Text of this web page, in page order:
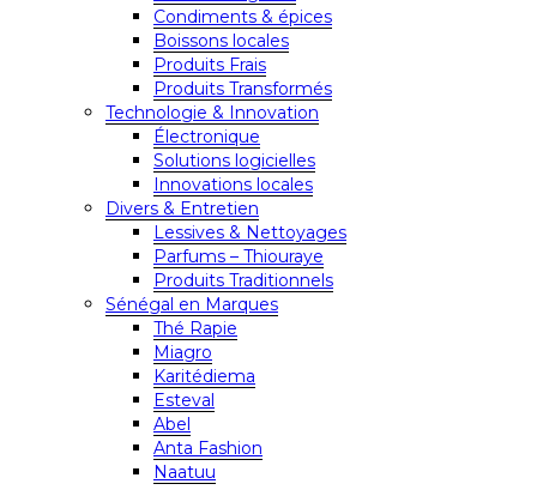
Condiments & épices
Boissons locales
Produits Frais
Produits Transformés
Technologie & Innovation
Électronique
Solutions logicielles
Innovations locales
Divers & Entretien
Lessives & Nettoyages
Parfums – Thiouraye
Produits Traditionnels
Sénégal en Marques
Thé Rapie
Miagro
Karitédiema
Esteval
Abel
Anta Fashion
Naatuu